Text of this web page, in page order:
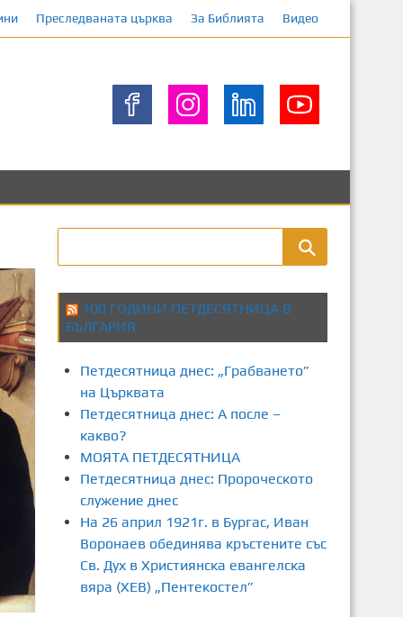
Преследваната църква За Библията Видео
100 ГОДИНИ ПЕТДЕСЯТНИЦА В
БЪЛГАРИЯ
Петдесятница днес: „Грабването”
на Църквата
Петдесятница днес: А после –
какво?
МОЯТА ПЕТДЕСЯТНИЦА
Петдесятница днес: Пророческото
служение днес
На 26 април 1921г. в Бургас, Иван
Воронаев обединява кръстените със
Св. Дух в Християнска евангелска
вяра (ХЕВ) „Пентекостел”